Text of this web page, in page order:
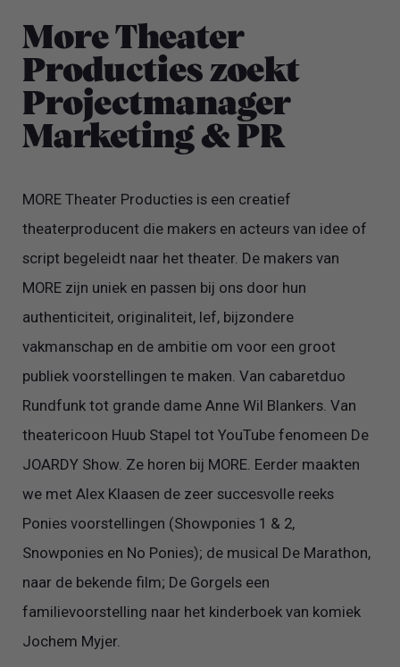
More Theater
Producties zoekt
Projectmanager
Marketing & PR
MORE Theater Producties is een creatief
theaterproducent die makers en acteurs van idee of
script begeleidt naar het theater. De makers van
MORE zijn uniek en passen bij ons door hun
authenticiteit, originaliteit, lef, bijzondere
vakmanschap en de ambitie om voor een groot
publiek voorstellingen te maken. Van cabaretduo
Rundfunk tot grande dame Anne Wil Blankers. Van
theatericoon Huub Stapel tot YouTube fenomeen De
JOARDY Show. Ze horen bij MORE. Eerder maakten
we met Alex Klaasen de zeer succesvolle reeks
Ponies voorstellingen (Showponies 1 & 2,
Snowponies en No Ponies); de musical De Marathon,
naar de bekende film; De Gorgels een
familievoorstelling naar het kinderboek van komiek
Jochem Myjer.